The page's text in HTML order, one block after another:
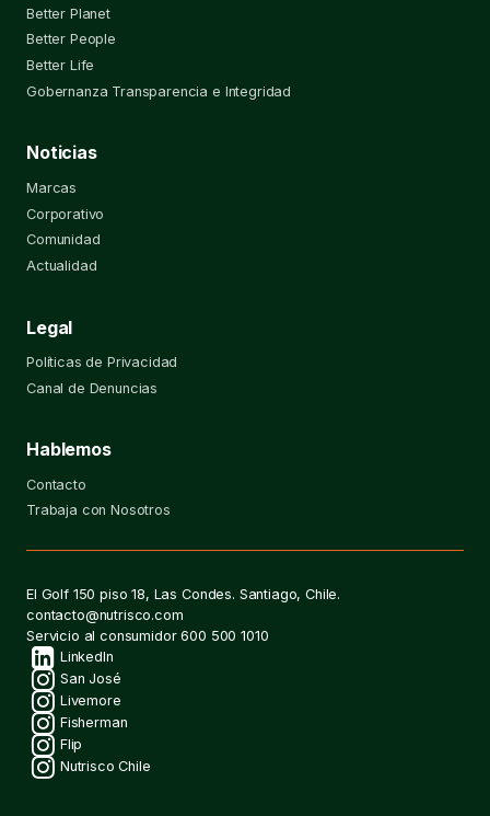
Better Planet
Better People
Better Life
Gobernanza Transparencia e Integridad
Noticias
Marcas
Corporativo
Comunidad
Actualidad
Legal
Políticas de Privacidad
Canal de Denuncias
Hablemos
Contacto
Trabaja con Nosotros
Contacto
El Golf 150 piso 18, Las Condes. Santiago, Chile.
contacto@nutrisco.com
Servicio al consumidor600 500 1010
Redes
sociales
LinkedIn
San José
Livemore
Fisherman
Flip
Nutrisco Chile